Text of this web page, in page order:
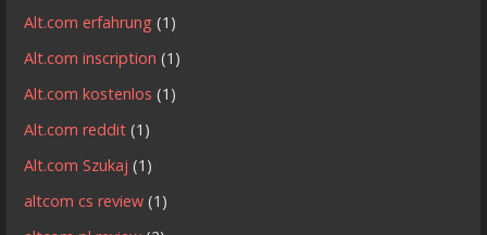
Alt.com erfahrung (1)
Alt.com inscription (1)
Alt.com kostenlos (1)
Alt.com reddit (1)
Alt.com Szukaj (1)
altcom cs review (1)